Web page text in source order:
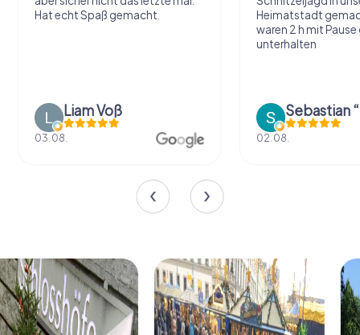
Hat echt Spaß gemacht.
Liam Voß
03.08.
Heimatstadt
waren 2 h mit
unterhalten
02.08.